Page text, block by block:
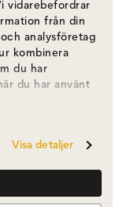
vidarebefordrar
från din
analysföretag
kombinera
du har
du har använt
Visa detaljer
fr. 23 000 kr